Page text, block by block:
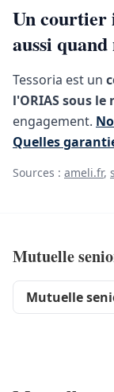
Un courtier
aussi
Tessoria est un
l'ORIAS sous le
engagement.
Quelles
Sources : ameli.fr,
Mutuelle
Mutuelle